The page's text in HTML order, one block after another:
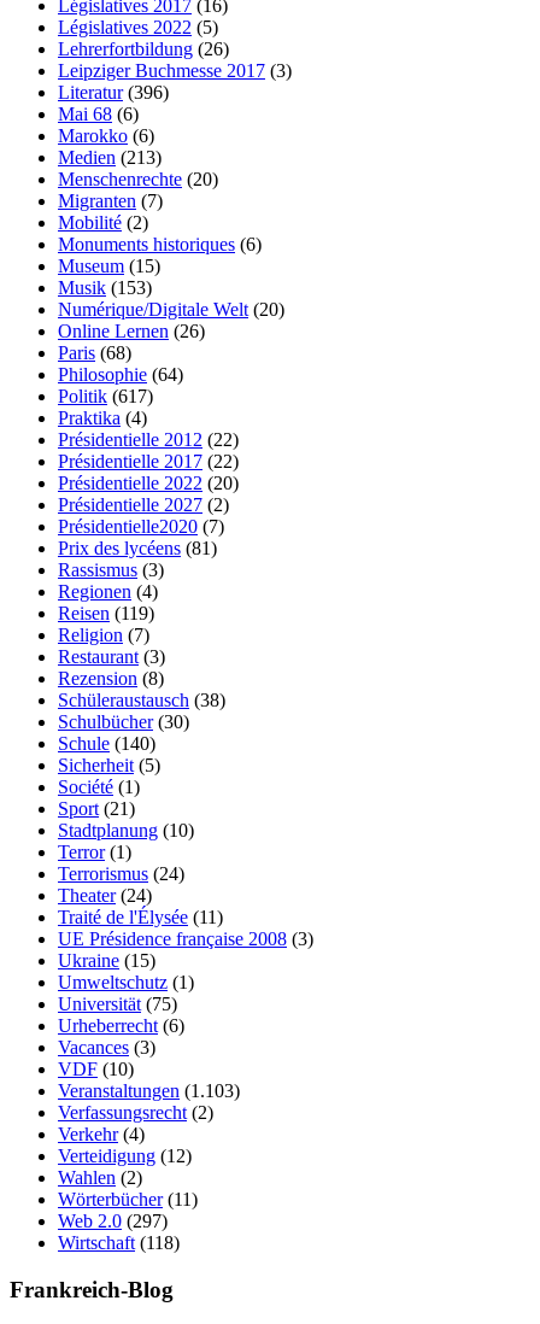
Législatives 2017 (16)
Législatives 2022 (5)
Lehrerfortbildung (26)
Leipziger Buchmesse 2017 (3)
Literatur(396)
Mai 68 (6)
Marokko (6)
Medien (213)
Menschenrechte (20)
Migranten (7)
Mobilité (2)
Monuments historiques (6)
Museum (15)
Musik (153)
Numérique/Digitale Welt (20)
Online Lernen (26)
Paris (68)
Philosophie (64)
Politik (617)
Praktika (4)
Présidentielle 2012 (22)
Présidentielle 2017 (22)
Présidentielle 2022 (20)
Présidentielle 2027 (2)
Présidentielle2020 (7)
Prix des lycéens (81)
Rassismus (3)
Regionen (4)
Reisen (119)
Religion (7)
Restaurant (3)
Rezension (8)
Schüleraustausch (38)
Schulbücher(30)
Schule (140)
Sicherheit (5)
Société (1)
Sport (21)
Stadtplanung (10)
Terror(1)
Terrorismus (24)
Theater(24)
Traité de l'Élysée (11)
UE Présidence française 2008 (3)
Ukraine (15)
Umweltschutz (1)
Universität (75)
Urheberrecht (6)
Vacances (3)
VDF (10)
Veranstaltungen (1.103)
Verfassungsrecht (2)
Verkehr(4)
Verteidigung (12)
Wahlen (2)
Wörterbücher(11)
Web 2.0 (297)
Wirtschaft (118)
Frankreich-Blog